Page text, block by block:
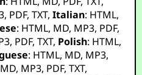
, PDF,TXT,Italian: HTML,
: HTML, MD, MP3, PDF,
, PDF,TXT, Polish: HTML,
: HTML, MD, MP3,
MD, MP3, PDF,TXT,